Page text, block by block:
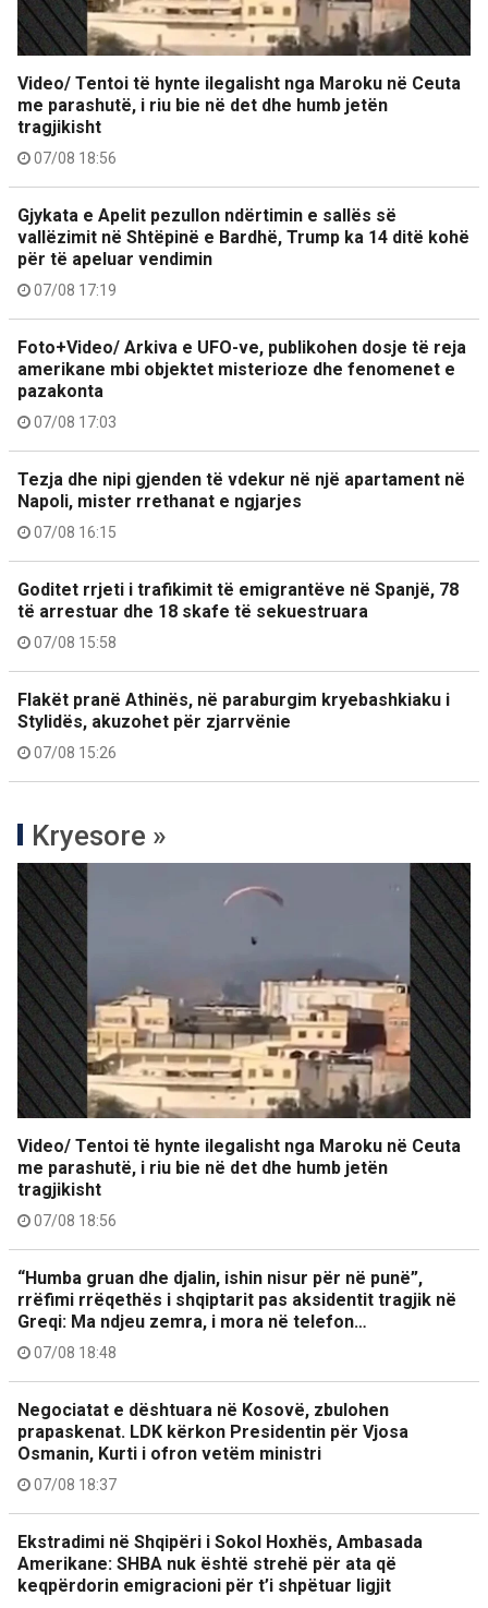
Video/ Tentoi të hynte ilegalisht nga Maroku në Ceuta
me parashutë, i riu bie në det dhe humb jetën
tragjikisht
07/08 18:56
Gjykata e Apelit pezullon ndërtimin e sallës së
vallëzimit në Shtëpinë e Bardhë, Trump ka 14 ditë kohë
për të apeluar vendimin
07/08 17:19
Foto+Video/ Arkiva e UFO-ve, publikohen dosje të reja
amerikane mbi objektet misterioze dhe fenomenet e
pazakonta
07/08 17:03
Tezja dhe nipi gjenden të vdekur në një apartament në
Napoli, mister rrethanat e ngjarjes
07/08 16:15
Goditet rrjeti i trafikimit të emigrantëve në Spanjë, 78
të arrestuar dhe 18 skafe të sekuestruara
07/08 15:58
Flakët pranë Athinës, në paraburgim kryebashkiaku i
Stylidës, akuzohet për zjarrvënie
07/08 15:26
Kryesore »
Video/ Tentoi të hynte ilegalisht nga Maroku në Ceuta
me parashutë, i riu bie në det dhe humb jetën
tragjikisht
07/08 18:56
“Humba gruan dhe djalin, ishin nisur për në punë”,
rrëfimi rrëqethës i shqiptarit pas aksidentit tragjik në
Greqi: Ma ndjeu zemra, i mora në telefon…
07/08 18:48
Negociatat e dështuara në Kosovë, zbulohen
prapaskenat. LDK kërkon Presidentin për Vjosa
Osmanin, Kurti i ofron vetëm ministri
07/08 18:37
Ekstradimi në Shqipëri i Sokol Hoxhës, Ambasada
Amerikane: SHBA nuk është strehë për ata që
keqpërdorin emigracioni për t’i shpëtuar ligjit